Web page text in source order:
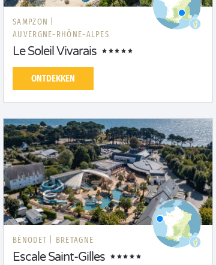
SAMPZON |
AUVERGNE-RHÔNE-ALPES
Le Soleil Vivarais
ONTDEKKEN
BÉNODET | BRETAGNE
Escale Saint-Gilles